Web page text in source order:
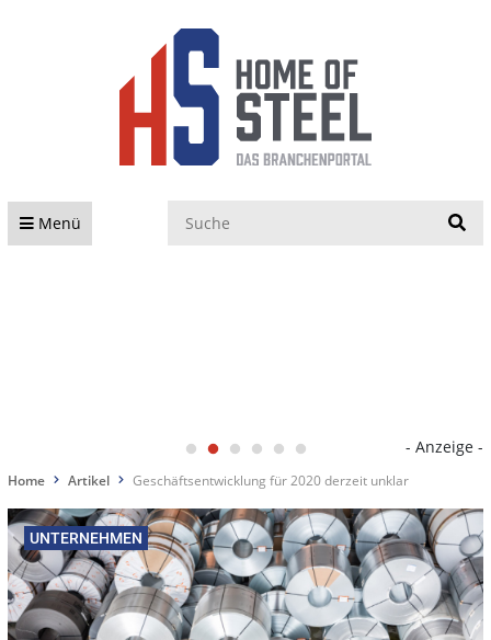
Menü
- Anzeige -
Home Artikel Geschäftsentwicklung für 2020 derzeit unklar
UNTERNEHMEN